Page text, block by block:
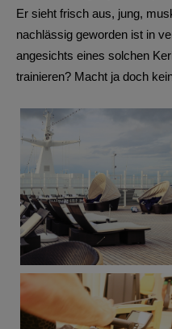
Er sieht frisch aus, jung,
nachlässig geworden ist in
angesichts eines solchen
trainieren? Macht ja doch